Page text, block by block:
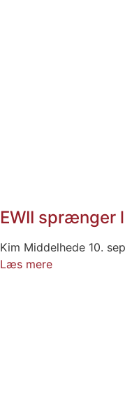
EWII sprænger
Kim Middelhede 10.
Læs mere